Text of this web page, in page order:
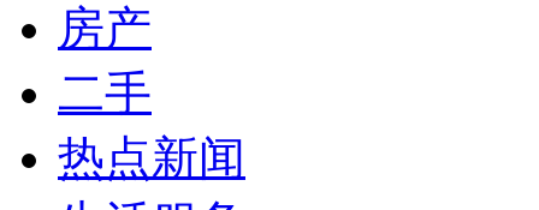
房产
二手
热点新闻